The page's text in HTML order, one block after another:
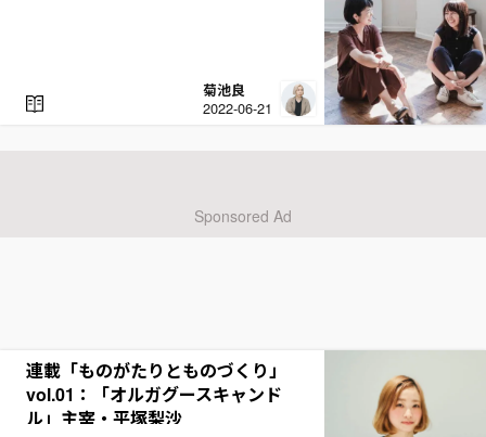
菊池良
2022-06-21
連載「ものがたりとものづくり」
vol.01：「オルガグースキャンド
ル」主宰・平塚梨沙